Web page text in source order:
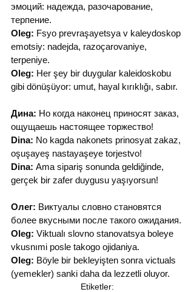
эмоций: надежда, разочарование,
терпение.
Oleg: Fsyo prevraşayetsya v kaleydoskop
emotsiy: nadejda, razoçarovaniye,
terpeniye.
Oleg: Her şey bir duygular kaleidoskobu
gibi dönüşüyor: umut, hayal kırıklığı, sabır.
Дина: Но когда наконец приносят заказ,
ощущаешь настоящее торжество!
Dina: No kagda nakonets prinosyat zakaz,
oşuşayeş nastayaşeye torjestvo!
Dina: Ama sipariş sonunda geldiğinde,
gerçek bir zafer duygusu yaşıyorsun!
Олег: Виктуалы словно становятся
более вкусными после такого ожидания.
Oleg: Viktualı slovno stanovatsya boleye
vkusnımi posle takogo ojidaniya.
Oleg: Böyle bir bekleyişten sonra victuals
(yemekler) sanki daha da lezzetli oluyor.
Etiketler: